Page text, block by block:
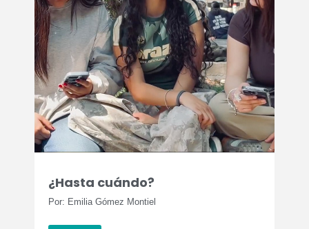
¿Hasta cuándo?
Por: Emilia Gómez Montiel